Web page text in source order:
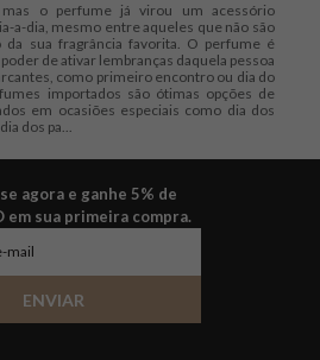
o perfume já virou um acessório
a-dia, mesmo entre aqueles que não são
da sua fragrância favorita. O perfume é
de ativar lembranças daquela pessoa
como primeiro encontro ou dia do
importados são ótimas opções de
em ocasiões especiais como dia dos
dos pa...
agora e ganhe 5% de
em sua primeira compra.
ENVIAR